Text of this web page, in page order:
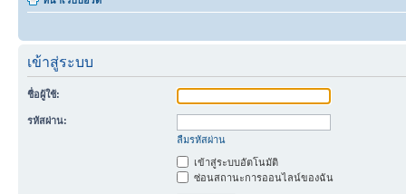
เข้าสู่ระบบ
ชื่อผู้ใช้:
รหัสผ่าน:
ลืมรหัสผ่าน
เข้าสู่ระบบอัตโนมัติ
ซ่อนสถานะการออนไลน์ของฉัน